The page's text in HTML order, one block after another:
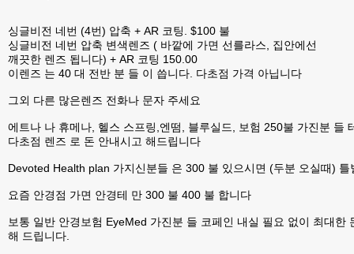
싱글비전 네번 (4번) 압축 + AR 코팅. $100 불
싱글비전 네번 압축 변색렌즈 ( 바깥에 가면 선를라스, 집안에선
깨끗한 렌즈 됩니다) + AR 코팅 150.00
이렌즈 는 40 대 전반 분 들 이 씁니다. 다초점 가격 아닙니다
그외 다른 많은렌즈 전화나 문자 주세요
에트나 나 휴메나, 헬스 스프링,엔떰, 블루실드, 보험 250불 가진분 들
다초점 렌즈 로 돈 안내시고 해드립니다
Devoted Health plan 가지신분들 은 300 불 있으시면 (두분 오실때)
요즘 안경점 가면 안경테 만 300 불 400 불 합니다
보통 일반 안경보험 EyeMed 가진분 들 코페인 내실 필요 없이 최대한
해 드립니다.